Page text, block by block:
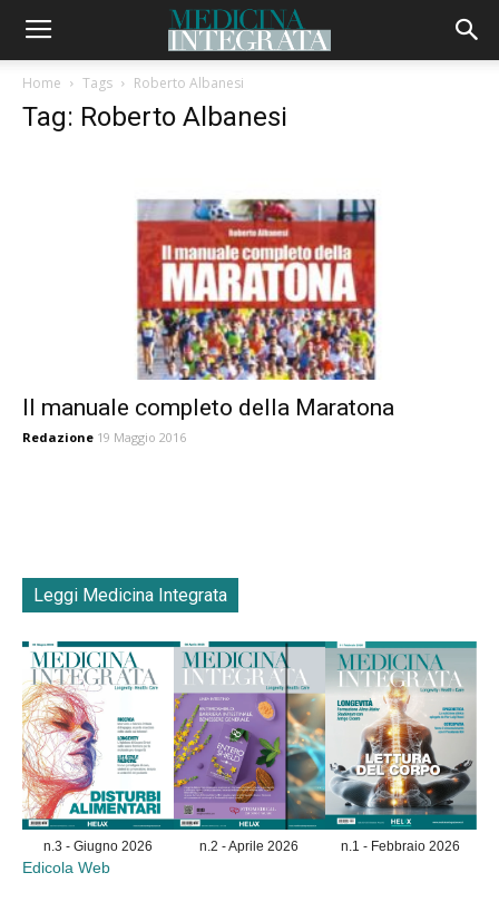
Home Tags Roberto Albanesi
Tag: Roberto Albanesi
Il manuale completo della Maratona
Redazione 19 Maggio 2016
Leggi Medicina Integrata
n.3 - Giugno 2026 n.2 - Aprile 2026 n.1 - Febbraio 2026
Edicola Web